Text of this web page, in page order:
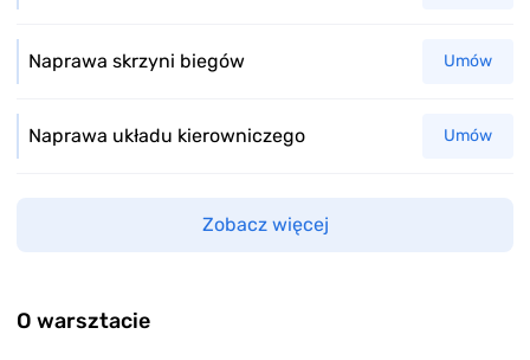
Naprawa skrzyni biegów Umów
Naprawa układu kierowniczego Umów
Zobacz więcej
O warsztacie